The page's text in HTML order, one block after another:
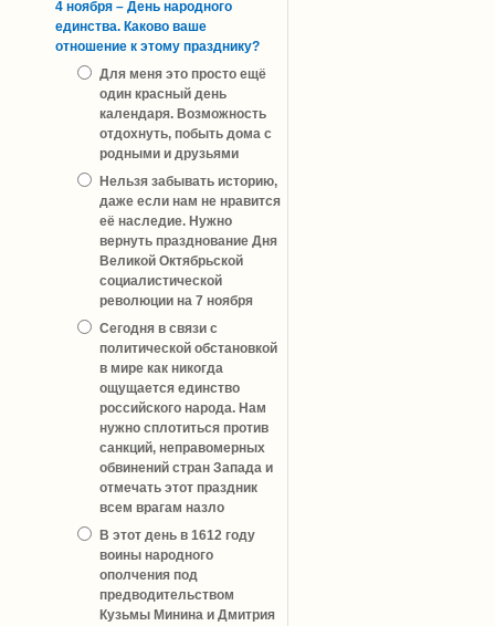
4 ноября – День народного
единства. Каково ваше
отношение к этому празднику?
Для меня это просто ещё
один красный день
календаря. Возможность
отдохнуть, побыть дома с
родными и друзьями
Нельзя забывать историю,
даже если нам не нравится
её наследие. Нужно
вернуть празднование Дня
Великой Октябрьской
социалистической
революции на 7 ноября
Сегодня в связи с
политической обстановкой
в мире как никогда
ощущается единство
российского народа. Нам
нужно сплотиться против
санкций, неправомерных
обвинений стран Запада и
отмечать этот праздник
всем врагам назло
В этот день в 1612 году
воины народного
ополчения под
предводительством
Кузьмы Минина и Дмитрия